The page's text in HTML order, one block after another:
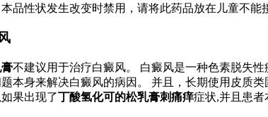
品性状发生改变时禁用，请将此药品放在儿童不能
不建议用于治疗白癜风。 白癜风是一种色素脱失
本身来解决白癜风的病因。 并且，长期使用皮
果出现了丁酸氢化可的松乳膏刺痛痒症状,并且患者